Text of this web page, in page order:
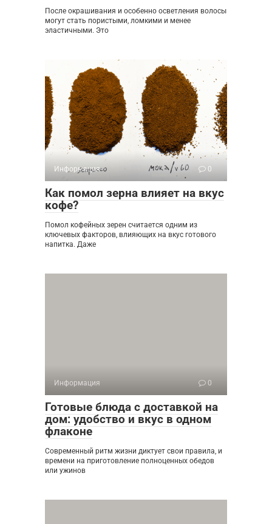
После окрашивания и особенно осветления волосы
могут стать пористыми, ломкими и менее
эластичными. Это
Информация 0
Как помол зерна влияет на вкус
кофе?
Помол кофейных зерен считается одним из
ключевых факторов, влияющих на вкус готового
напитка. Даже
Информация 0
Готовые блюда с доставкой на
дом: удобство и вкус в одном
флаконе
Современный ритм жизни диктует свои правила, и
времени на приготовление полноценных обедов
или ужинов